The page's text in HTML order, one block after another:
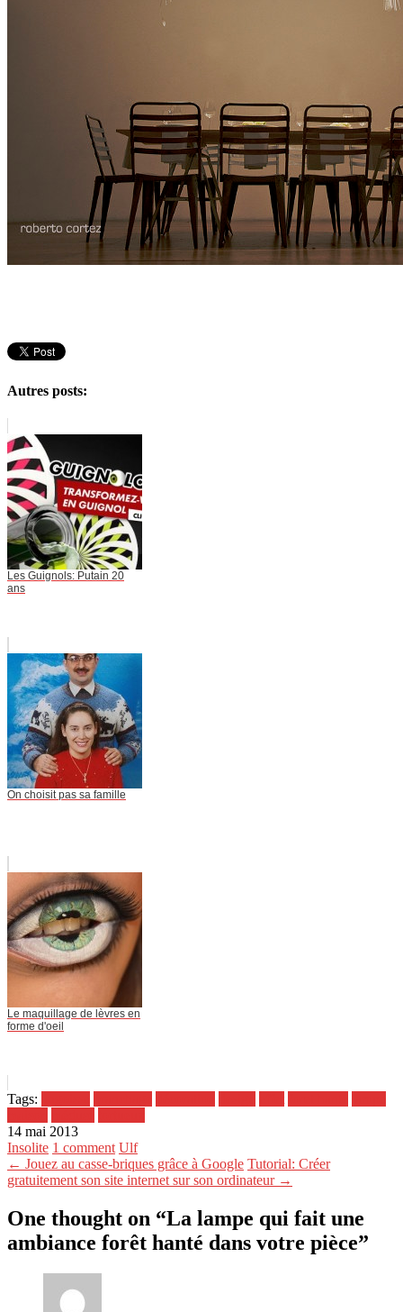
Autres posts:
Les Guignols: Putain 20
ans
On choisit pas sa famille
Le maquillage de lèvres en
forme d'oeil
Tags:
14 mai 2013
Insolite 1 comment Ulf
← Jouez au casse-briques grâce à Google Tutorial: Créer
gratuitement son site internet sur son ordinateur →
One thought on “La lampe qui fait une
ambiance forêt hanté dans votre pièce”